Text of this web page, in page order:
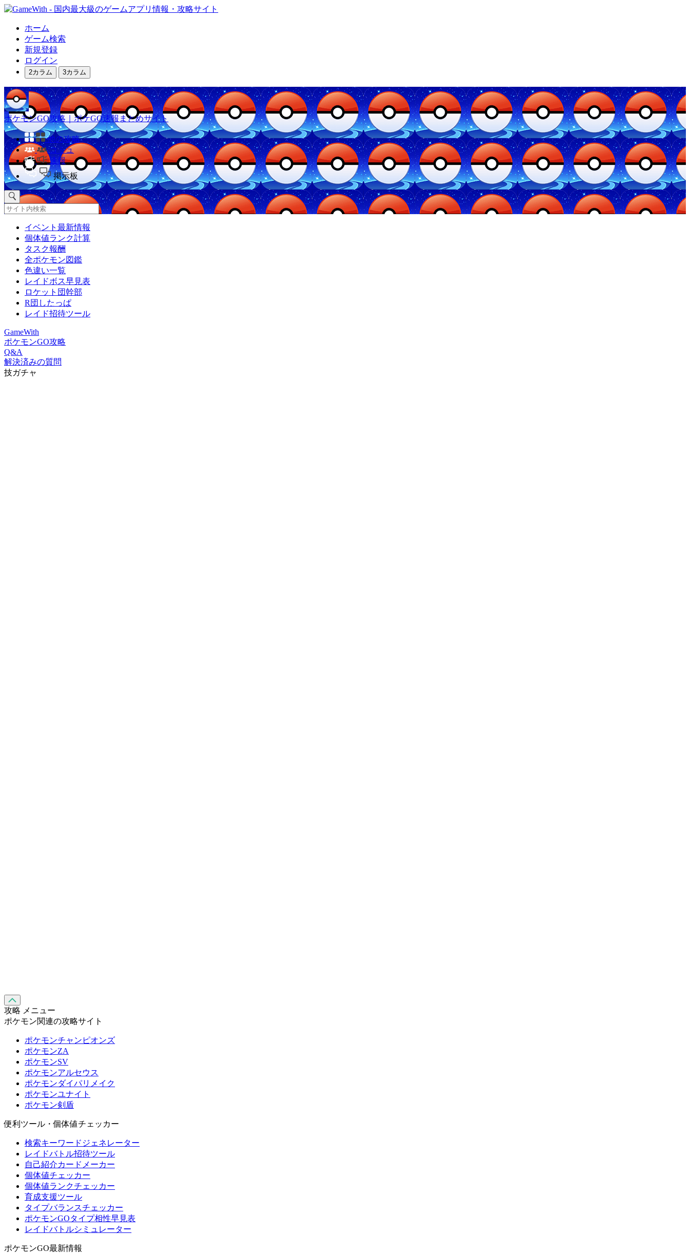
ホーム
ゲーム検索
新規登録
ログイン
2カラム 3カラム
ポケモンGO攻略｜ポケGO速報まとめサイト
他の攻略
コミュ
速報
掲示板
イベント最新情報
個体値ランク計算
タスク報酬
全ポケモン図鑑
色違い一覧
レイドボス早見表
ロケット団幹部
R団したっぱ
レイド招待ツール
GameWith
ポケモンGO攻略
Q&A
解決済みの質問
技ガチャ
攻略 メニュー
ポケモン関連の攻略サイト
ポケモンチャンピオンズ
ポケモンZA
ポケモンSV
ポケモンアルセウス
ポケモンダイパリメイク
ポケモンユナイト
ポケモン剣盾
便利ツール・個体値チェッカー
検索キーワードジェネレーター
レイドバトル招待ツール
自己紹介カードメーカー
個体値チェッカー
個体値ランクチェッカー
育成支援ツール
タイプバランスチェッカー
ポケモンGOタイプ相性早見表
レイドバトルシミュレーター
ポケモンGO最新情報